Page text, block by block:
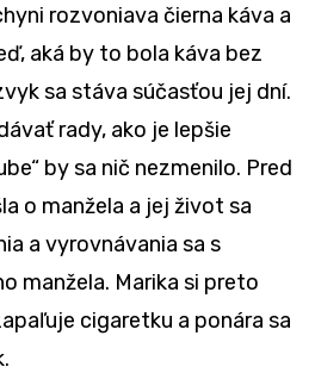
rozvoniava čierna káva a
aká by to bola káva bez
sa stáva súčasťou jej dní.
rady, ako je lepšie
by sa nič nezmenilo. Pred
o manžela a jej život sa
a vyrovnávania sa s
manžela. Marika si preto
cigaretku a ponára sa